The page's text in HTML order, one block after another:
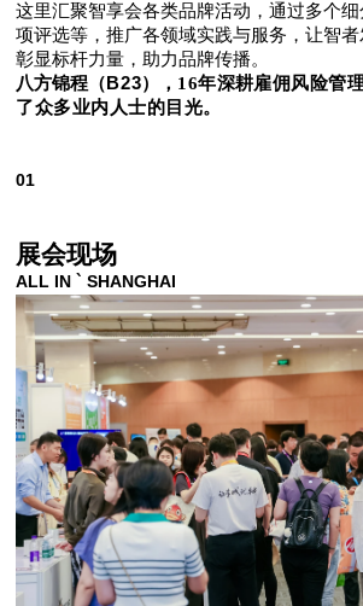
这里汇聚智享会各类品牌活动，通过多个
项评选等，推广各领域实践与服务，让智者
彰显标杆力量，助力品牌传播。
八方锦程（B23）， 16年深耕雇佣风险管
了众多业内人士的目光。
01
展会现场
ALL IN ` SHANGHAI